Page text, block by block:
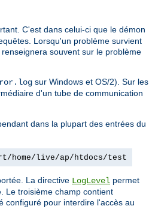
C'est dans celui-ci que le démon
Lorsqu'un problème survient
souvent sur le problème
sur Windows et OS/2). Sur les
d'un tube de communication
dans la plupart des entrées du
home/live/ap/htdocs/test
La directive LogLevel permet
Le troisième champ contient
configuré pour interdire l'accès au